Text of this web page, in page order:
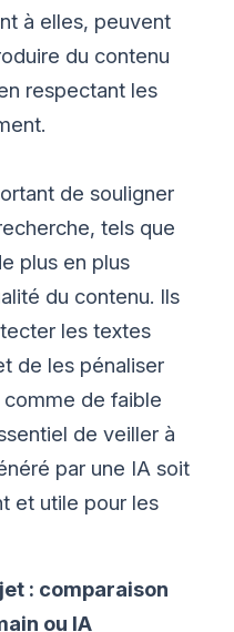
à elles, peuvent
du contenu
respectant les
de souligner
tels que
plus en plus
du contenu. Ils
les textes
de les pénaliser
de faible
de veiller à
par une IA soit
et utile pour les
: comparaison
ou IA